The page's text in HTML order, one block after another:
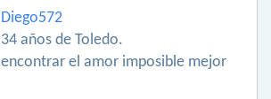
Diego572
34 años de Toledo.
encontrar el amor imposible mejor